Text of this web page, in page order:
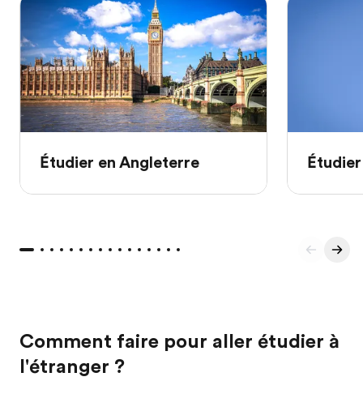
Étudier en Angleterre
Comment faire pour aller étudier à
l'étranger ?